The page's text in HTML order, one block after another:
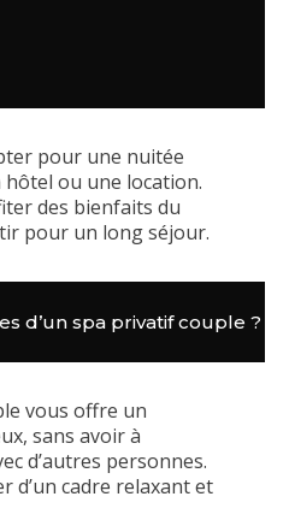
pour une nuitée
ou une location.
des bienfaits du
pour un long séjour.
d’un spa privatif couple ?
vous offre un
sans avoir à
d’autres personnes.
d’un cadre relaxant et